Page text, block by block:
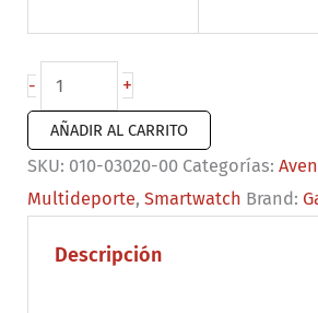
-
Garmin
Instinct
–
50
+
AÑADIR AL CARRITO
SKU: 010-03020-00 Categorías:
Multideporte,Smartwatch Brand:
Descripción